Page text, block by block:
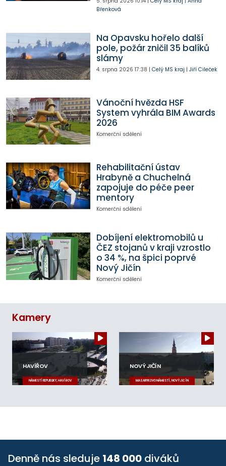
Břenková
Na Opavsku hořelo další
pole, požár zničil 35 balíků
slámy
4. srpna 2026 17:38 | Celý MS kraj | Jiří Cileček
Vánoční hvězda HSF
System vyhrála BIM Awards
2026
Komerční sdělení
Rehabilitační ústav
Hrabyně a Chuchelná
zapojuje do péče peer
mentory
Komerční sdělení
Dobíjení elektromobilů u
ČEZ stojanů v kraji vzrostlo
o 34 %, na špici poprvé
Nový Jičín
Komerční sdělení
Kamery
HAVÍŘOV
NÁMĚSTÍ REPUBLIKY, HAVÍŘOV
NOVÝ JIČÍN
MASARYKOVO NÁMĚSTÍ, NOVÝ JIČÍN
Denně nás sleduje 148 000 diváků